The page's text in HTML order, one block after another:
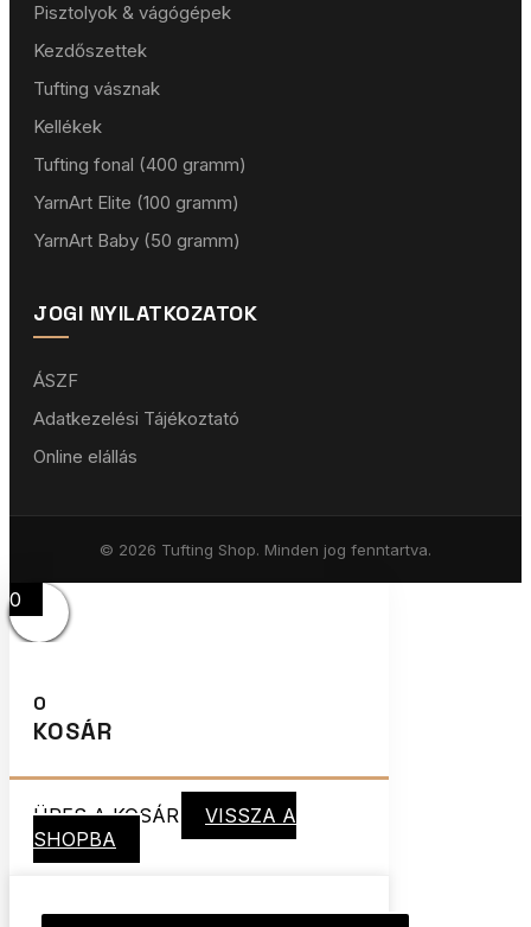
Pisztolyok & vágógépek
Kezdőszettek
Tufting vásznak
Kellékek
Tufting fonal (400 gramm)
YarnArt Elite (100 gramm)
YarnArt Baby (50 gramm)
JOGI NYILATKOZATOK
ÁSZF
Adatkezelési Tájékoztató
Online elállás
© 2026 Tufting Shop. Minden jog fenntartva.
0
0
KOSÁR
ÜRES A KOSÁR
VISSZA A
SHOPBA